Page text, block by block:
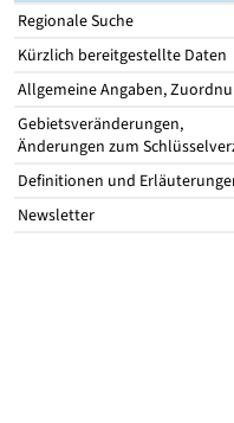
Regionale Suche
Kürzlich bereitgestellte Daten
Allgemeine Angaben,
Gebietsveränderungen,
Änderungen zum
Definitionen und
Newsletter